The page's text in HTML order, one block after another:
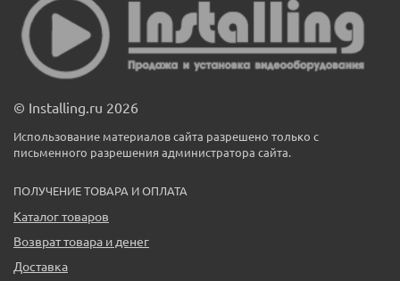
© Installing.ru 2026
Использование материалов сайта разрешено только с
письменного разрешения администратора сайта.
ПОЛУЧЕНИЕ ТОВАРА И ОПЛАТА
Каталог товаров
Возврат товара и денег
Доставка